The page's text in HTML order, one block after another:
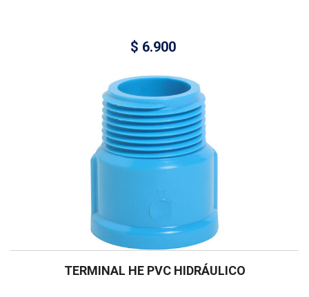
$ 6.900
TERMINAL HE PVC HIDRÁULICO